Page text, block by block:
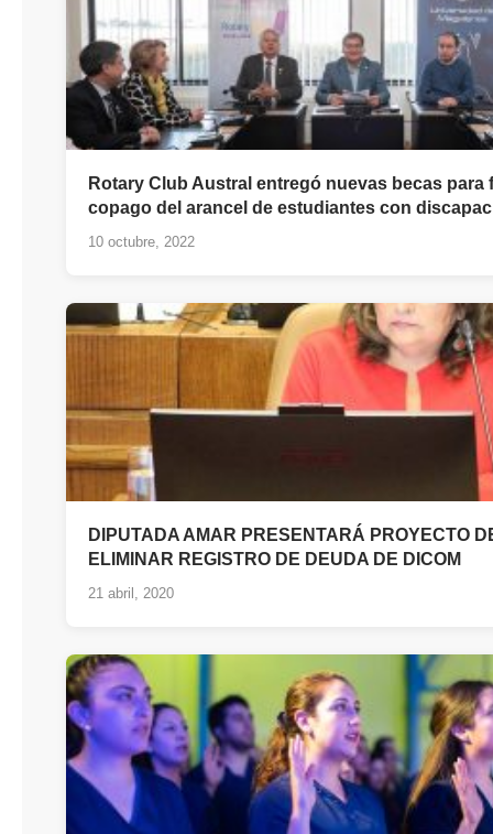
Rotary Club Austral entregó nuevas becas para
copago del arancel de estudiantes con
10 octubre, 2022
DIPUTADA AMAR PRESENTARÁ PROYECTO
ELIMINAR REGISTRO DE DEUDA DE DICOM
21 abril, 2020